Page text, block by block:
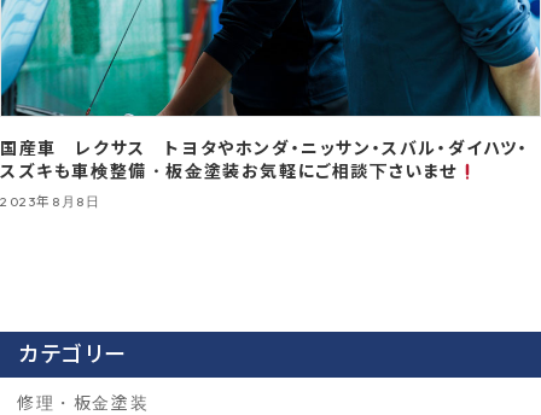
国産車 レクサス トヨタやホンダ・ニッサン・スバル・ダイハツ・
スズキも車検整備・板金塗装お気軽にご相談下さいませ
2023年8月8日
カテゴリー
修理・板金塗装